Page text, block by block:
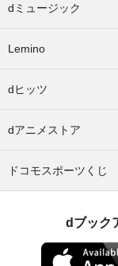
dミュージック
Lemino
dヒッツ
dアニメストア
ドコモスポーツくじ
dブック